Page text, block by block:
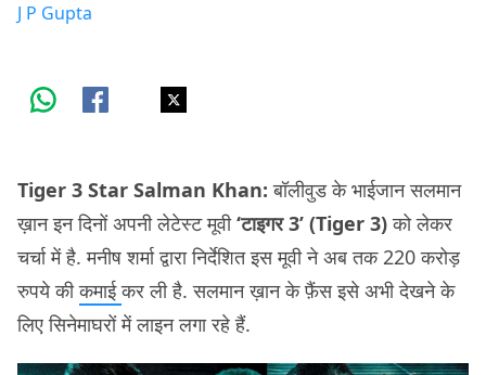
J P Gupta
Tiger 3 Star Salman Khan:बॉलीवुड के भाईजान सलमान
ख़ान इन दिनों अपनी लेटेस्ट मूवी‘टाइगर 3’ (Tiger 3)को लेकर
चर्चा में है. मनीष शर्मा द्वारा निर्देशित इस मूवी ने अब तक 220 करोड़
रुपये कीकमाईकर ली है. सलमान ख़ान के फ़ैंस इसे अभी देखने के
लिए सिनेमाघरों में लाइन लगा रहे हैं.